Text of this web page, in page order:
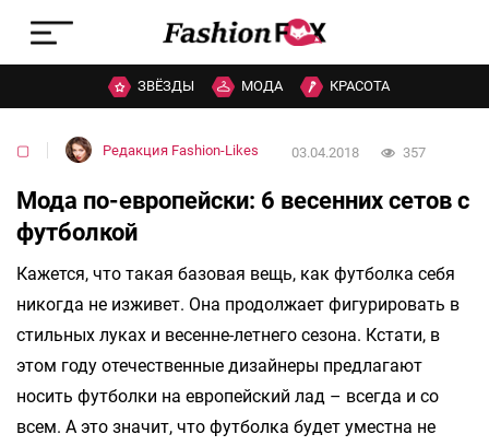
ЗВЁЗДЫ МОДА КРАСОТА
▢ Редакция Fashion-Likes 03.04.2018 357
Мода по-европейски: 6 весенних сетов с
футболкой
Кажется, что такая базовая вещь, как футболка себя
никогда не изживет. Она продолжает фигурировать в
стильных луках и весенне-летнего сезона. Кстати, в
этом году отечественные дизайнеры предлагают
носить футболки на европейский лад – всегда и со
всем. А это значит, что футболка будет уместна не